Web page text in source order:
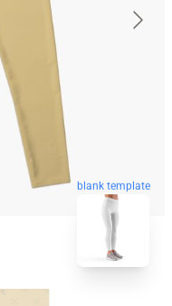
blank template